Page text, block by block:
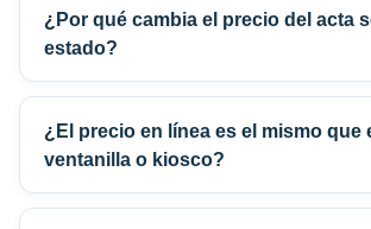
¿Por qué cambia el precio del acta
estado?
¿El precio en línea es el mismo que
ventanilla o kiosco?